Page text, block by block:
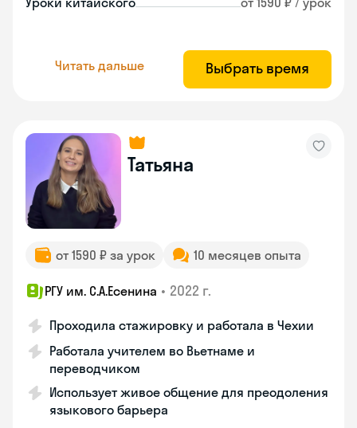
Читать дальше Выбрать время
Татьяна
от 1590 ₽ за урок 10 месяцев опыта
РГУ им. С.А.Есенина • 2022 г.
Проходила стажировку и работала в Чехии
Работала учителем во Вьетнаме и
переводчиком
Использует живое общение для преодоления
языкового барьера